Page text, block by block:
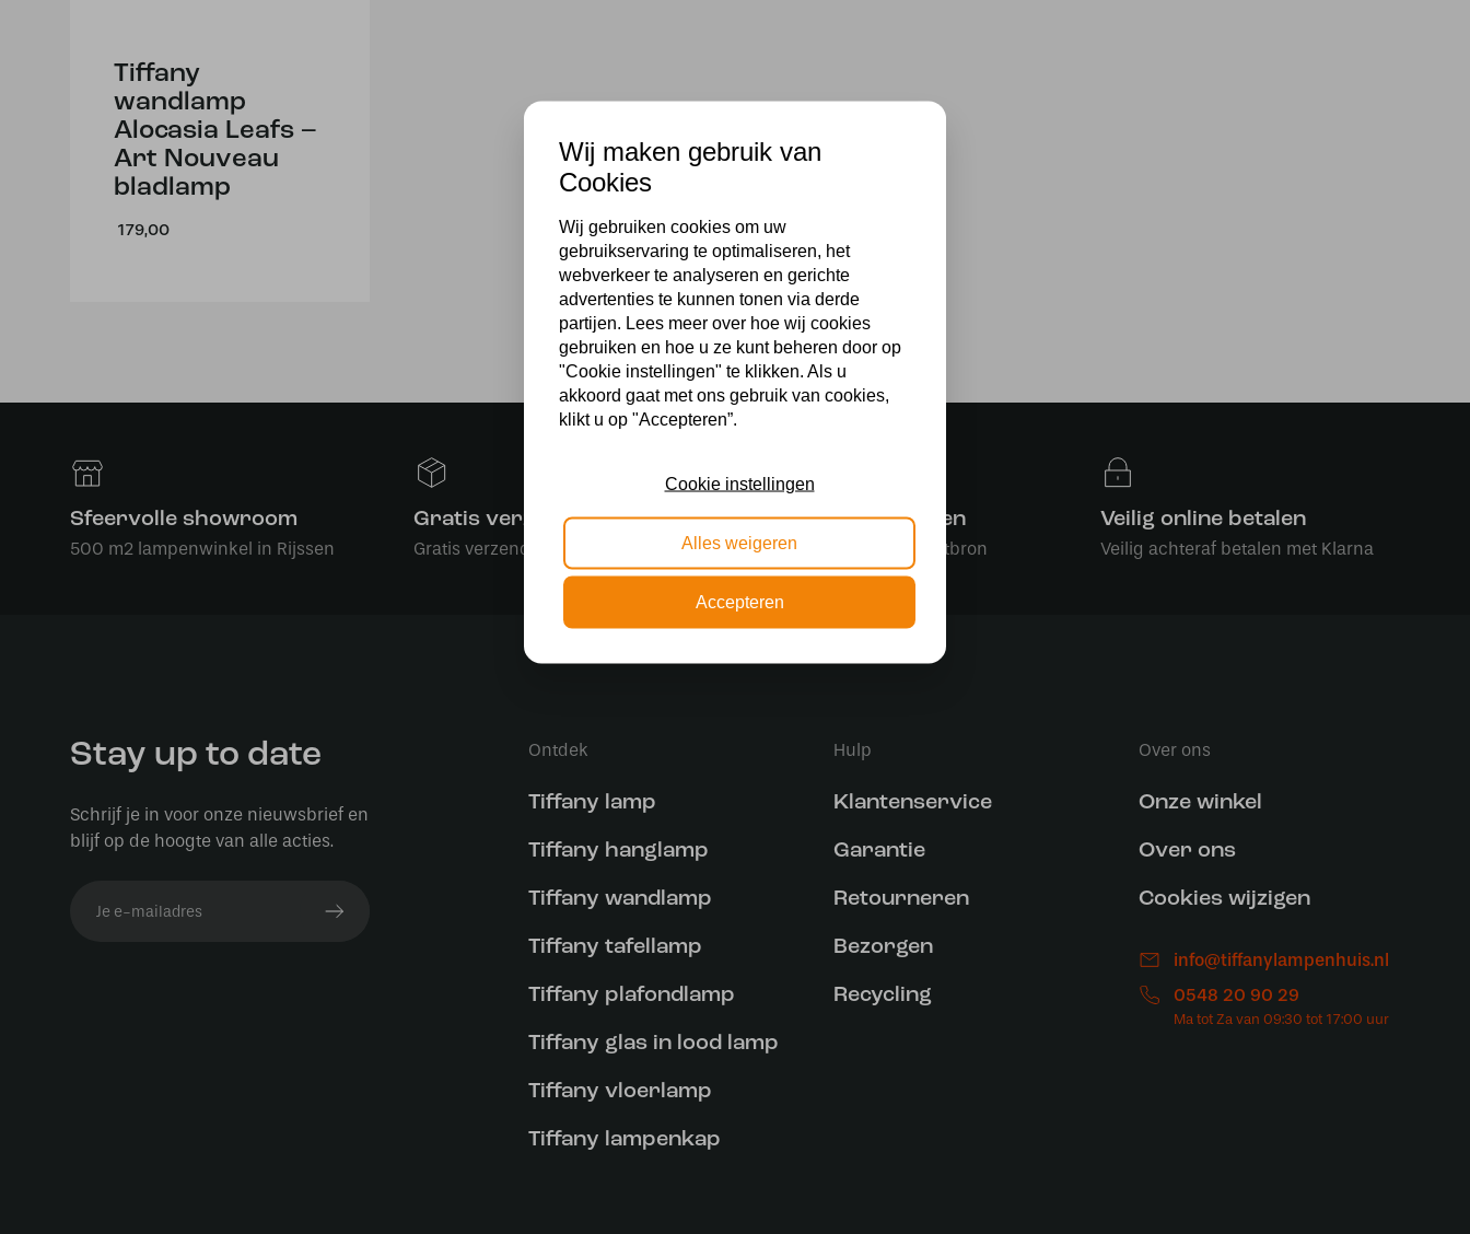
Tiffany
wandlamp
Alocasia Leafs –
Art Nouveau
bladlamp
179,00
Sfeervolle showroom
500 m2 lampenwinkel in Rijssen
Gratis verzending
Gratis verzending in NL vanaf € 50,-
Gratis lichtbronnen
Bestelling inclusief lichtbron
Veilig online betalen
Veilig achteraf betalen met Klarna
Stay up to date
Schrijf je in voor onze nieuwsbrief en
blijf op de hoogte van alle acties.
Ontdek
Tiffany lamp
Tiffany hanglamp
Tiffany wandlamp
Tiffany tafellamp
Tiffany plafondlamp
Tiffany glas in lood lamp
Tiffany vloerlamp
Tiffany lampenkap
Hulp
Klantenservice
Garantie
Retourneren
Bezorgen
Recycling
Over ons
Onze winkel
Over ons
Cookies wijzigen
info@tiffanylampenhuis.nl
0548 20 90 29
Wij maken gebruik van
Cookies
Wij gebruiken cookies om uw
gebruikservaring te optimaliseren, het
webverkeer te analyseren en gerichte
advertenties te kunnen tonen via derde
partijen. Lees meer over hoe wij cookies
gebruiken en hoe u ze kunt beheren door op
"Cookie instellingen" te klikken. Als u
akkoord gaat met ons gebruik van cookies,
klikt u op "Accepteren”.
Cookie instellingen
Alles weigeren
Accepteren